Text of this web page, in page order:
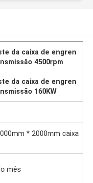
da caixa de engren
4500rpm
da caixa de engren
160KW
* 2000mm caixa
mês